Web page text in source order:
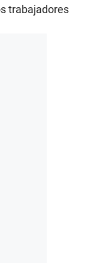
trabajadores